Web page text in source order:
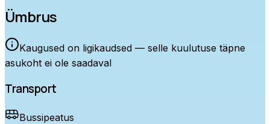
Ümbrus
Kaugused on ligikaudsed — selle kuulutuse täpne
asukoht ei ole saadaval
Transport
Bussipeatus